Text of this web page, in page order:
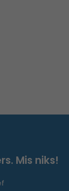
Mis niks!